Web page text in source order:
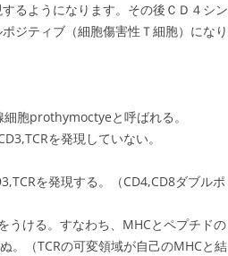
るようになります。その後ＣＤ４シン
ジティブ（細胞傷害性Ｔ細胞）になり
胞prothymoctyeと呼ばれる。
を発現していない。
を発現する。（CD4,CD8ダブルポ
うける。すなわち、MHCとペプチドの
。（TCRの可変領域が自己のMHCと結